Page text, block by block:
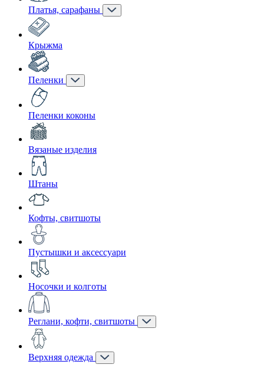
Платья, сарафаны
Крыжма
Пеленки
Пеленки коконы
Вязаные изделия
Штаны
Кофты, свитшоты
Пустышки и аксессуари
Носочки и колготы
Реглани, кофти, свитшоты
Верхняя одежда